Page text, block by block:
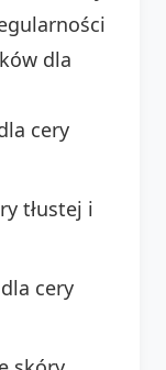
dla
cery
tłustej i
cery